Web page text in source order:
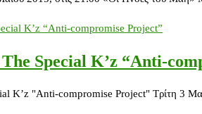
Special K’z “Anti-
K’z "Anti-compromise Project" Τρίτη 3